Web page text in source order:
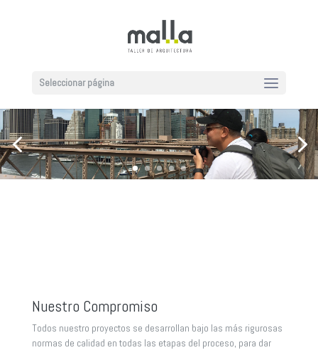
Seleccionar página
Nuestro Compromiso
Todos nuestro proyectos se desarrollan bajo las más rigurosas
normas de calidad en todas las etapas del proceso, para dar